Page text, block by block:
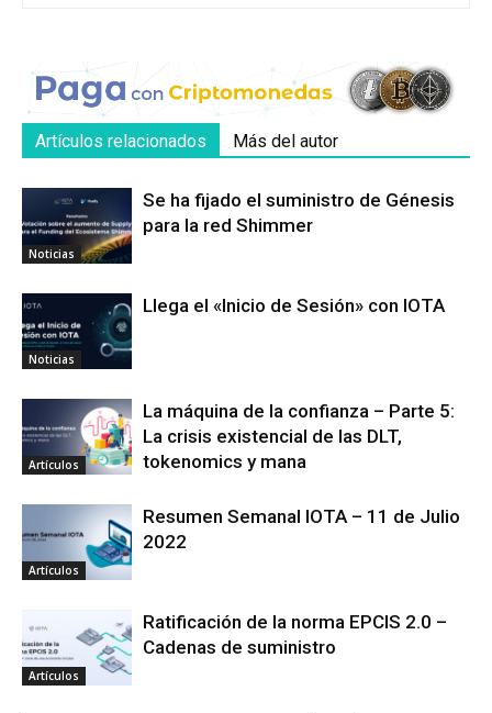
Artículos relacionados Más del autor
Noticias
Se ha fijado el suministro de Génesis
para la red Shimmer
Noticias
Llega el «Inicio de Sesión» con IOTA
Artículos
La máquina de la confianza – Parte 5:
La crisis existencial de las DLT,
tokenomics y mana
Artículos
Resumen Semanal IOTA – 11 de Julio
2022
Artículos
Ratificación de la norma EPCIS 2.0 –
Cadenas de suministro